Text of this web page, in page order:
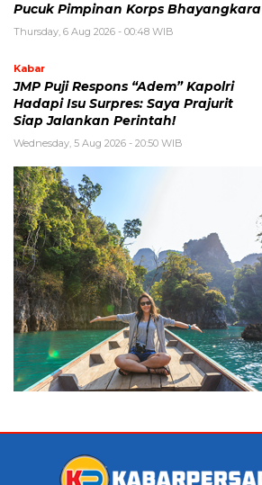
Pucuk Pimpinan Korps Bhayangkara
Thursday, 6 Aug 2026 - 00:48 WIB
Kabar
JMP Puji Respons “Adem” Kapolri
Hadapi Isu Surpres: Saya Prajurit
Siap Jalankan Perintah!
Wednesday, 5 Aug 2026 - 20:50 WIB